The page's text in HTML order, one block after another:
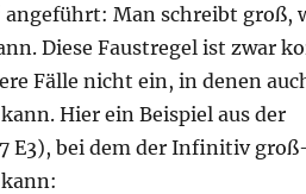
Man schreibt groß,
Diese Faustregel ist zwar
Fälle nicht ein, in denen
Hier ein Beispiel aus der
E3), bei dem der Infinitiv